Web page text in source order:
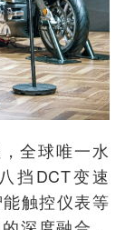
全球唯一水
挡DCT变速
触控仪表等